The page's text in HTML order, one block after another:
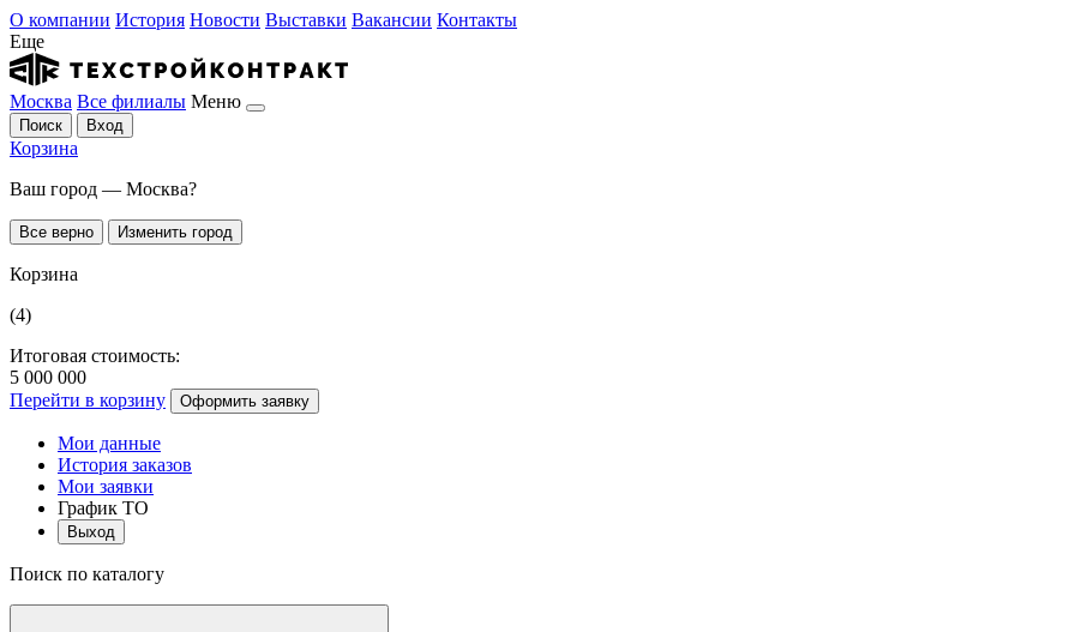
О компании История Новости Выставки Вакансии Контакты
Еще
Москва Все филиалы Меню
Поиск Вход
Корзина
Ваш город — Москва?
Все верно Изменить город
Корзина
(4)
Итоговая стоимость:
5 000 000
Перейти в корзину
Оформить заявку
Мои данные
История заказов
Мои заявки
График ТО
Выход
Поиск по каталогу